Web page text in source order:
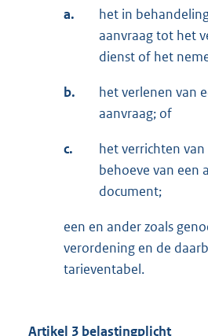
a.
het in
aanvraag tot het
dienst of het
b.
het verlenen van
aanvraag; of
c.
het verrichten
behoeve van een
document;
een en ander zoals
verordening en de
tarieventabel.
Artikel 3 belastingplicht